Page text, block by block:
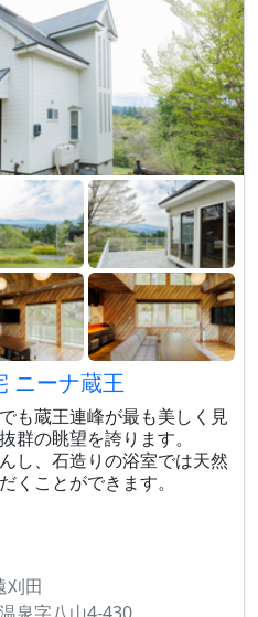
ニーナ蔵王
も蔵王連峰が最も美しく見
群の眺望を誇ります。
し、石造りの浴室では天然
くことができます。
刈田